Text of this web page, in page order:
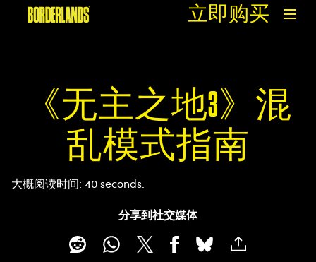
立即购买
《无主之地3》混
乱模式指南
大概阅读时间 40 seconds
分享到社交媒体